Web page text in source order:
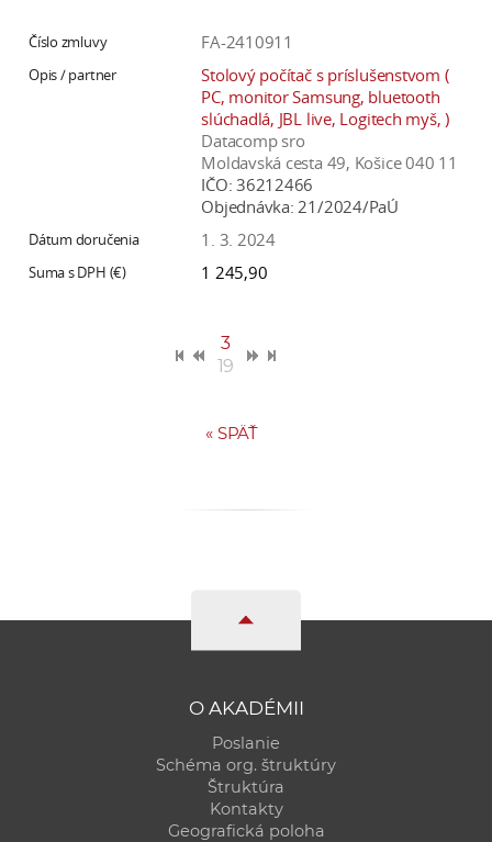
FA-2410911
Stolový počítač s príslušenstvom (
PC, monitor Samsung, bluetooth
slúchadlá, JBL live, Logitech myš, )
Datacomp sro
Moldavská cesta 49, Košice 040 11
IČO: 36212466
Objednávka: 21/2024/PaÚ
1. 3. 2024
1 245,90
3
19
«SPÄŤ
O AKADÉMII
Poslanie
Schéma org. štruktúry
Štruktúra
Kontakty
Geografická poloha